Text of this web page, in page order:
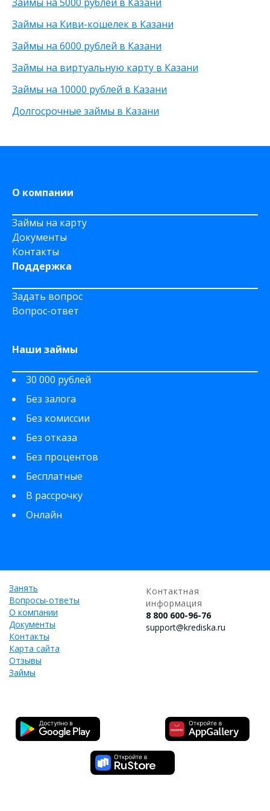
По телефону
Через Телеграм
На Webmoney
Через Золотую Корону
На карту круглосуточно
Через приложение
На карту Моментум
Не выходя из дома
С высоким одобрением
Без залога
Без посредников
Без посещения офиса
Без звонков
30 000 рублей
8 000 рублей
500 рублей
20 000 рублей
Займы на Киви-кошелек в Казани
Займы на 6000 рублей в Казани
Займы на виртуальную карту в Казани
Займы на 10000 рублей в Казани
Долгосрочные займы в Казани
О компании
Займы на карту
Документы
Контакты
Поддержка
Задать вопрос
Вопрос-ответ
Наши займы
30 000 рублей
Без залога
Без комиссии
Без отказа
Без процентов
Бесплатные
В рассрочку
Онлайн
Занять
Вопросы-ответы
О компании
Документы
Контакты
Карта сайта
Отзывы
Займы
Контактная
информация
8 800 600-96-76
support@krediska.ru